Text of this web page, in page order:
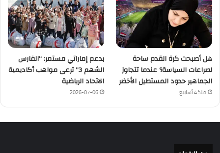
هل أصبحت كرة القدم ساحة
لصراعات السياسة؟ عندما تتجاوز
الجماهير حدود المستطيل الأخضر
منذ 4 أسابيع
بدعم إماراتي مستمر: “الفارس
الشهم 3” ترعى مواهب أكاديمية
الاتحاد الرياضية
2026-07-06